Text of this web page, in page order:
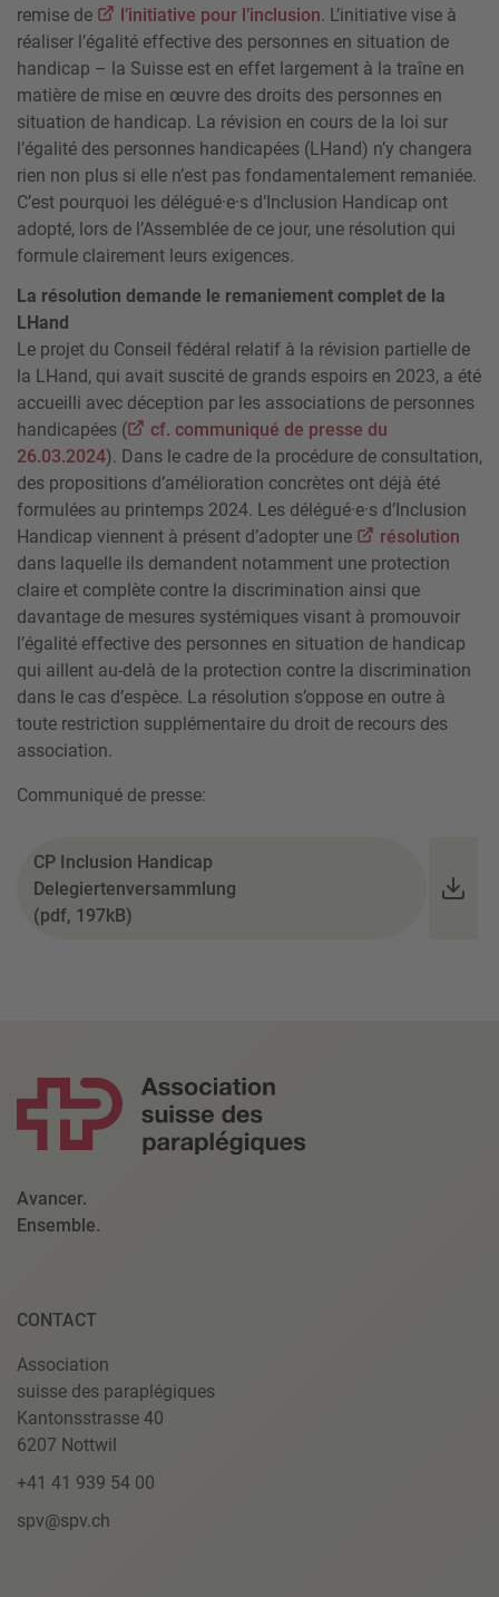
remise de
l’initiative pour l’inclusion. L’initiative vise à
réaliser l’égalité effective des personnes en situation de
handicap – la Suisse est en effet largement à la traîne en
matière de mise en œuvre des droits des personnes en
situation de handicap. La révision en cours de la loi sur
l’égalité des personnes handicapées (LHand) n’y changera
rien non plus si elle n’est pas fondamentalement remaniée.
C’est pourquoi les délégué·e·s d’Inclusion Handicap ont
adopté, lors de l’Assemblée de ce jour, une résolution qui
formule clairement leurs exigences.
La résolution demande le remaniement complet de la
LHand
Le projet du Conseil fédéral relatif à la révision partielle de
la LHand, qui avait suscité de grands espoirs en 2023, a été
accueilli avec déception par les associations de personnes
handicapées (
cf. communiqué de presse du
26.03.2024). Dans le cadre de la procédure de consultation,
des propositions d’amélioration concrètes ont déjà été
formulées au printemps 2024. Les délégué·e·s d’Inclusion
Handicap viennent à présent d’adopter une
résolution
dans laquelle ils demandent notamment une protection
claire et complète contre la discrimination ainsi que
davantage de mesures systémiques visant à promouvoir
l’égalité effective des personnes en situation de handicap
qui aillent au-delà de la protection contre la discrimination
dans le cas d’espèce. La résolution s’oppose en outre à
toute restriction supplémentaire du droit de recours des
association.
Communiqué de presse:
CP Inclusion Handicap
Delegiertenversammlung
(pdf, 197kB)
Avancer.
Ensemble.
CONTACT
Association
suisse des paraplégiques
Kantonsstrasse 40
6207 Nottwil
+41 41 939 54 00
spv@spv.ch